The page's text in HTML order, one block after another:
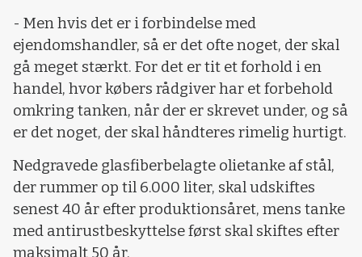
- Men hvis det er i forbindelse med
ejendomshandler, så er det ofte noget, der skal
gå meget stærkt. For det er tit et forhold i en
handel, hvor købers rådgiver har et forbehold
omkring tanken, når der er skrevet under, og så
er det noget, der skal håndteres rimelig hurtigt.
Nedgravede glasfiberbelagte olietanke af stål,
der rummer op til 6.000 liter, skal udskiftes
senest 40 år efter produktionsåret, mens tanke
med antirustbeskyttelse først skal skiftes efter
maksimalt 50 år.